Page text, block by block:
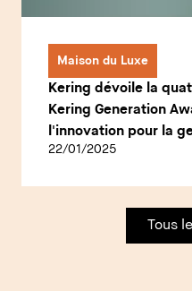
Maison du Luxe
Kering dévoile la
Kering Generation
l'innovation pour la
22/01/2025
Tous